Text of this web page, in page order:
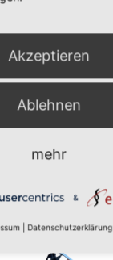
Akzeptieren
Ablehnen
mehr
&
Datenschutzerklärung